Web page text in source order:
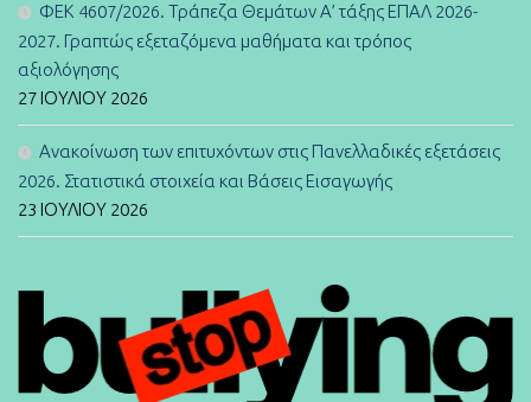
ΦΕΚ 4607/2026. Τράπεζα Θεμάτων Α’ τάξης ΕΠΑΛ 2026-
2027. Γραπτώς εξεταζόμενα μαθήματα και τρόπος
αξιολόγησης
27 ΙΟΥΛΊΟΥ 2026
Ανακοίνωση των επιτυχόντων στις Πανελλαδικές εξετάσεις
2026. Στατιστικά στοιχεία και Βάσεις Εισαγωγής
23 ΙΟΥΛΊΟΥ 2026